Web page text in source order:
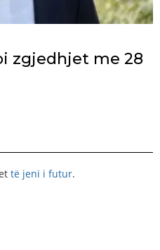
zgjedhjet me 28
të jeni i futur.